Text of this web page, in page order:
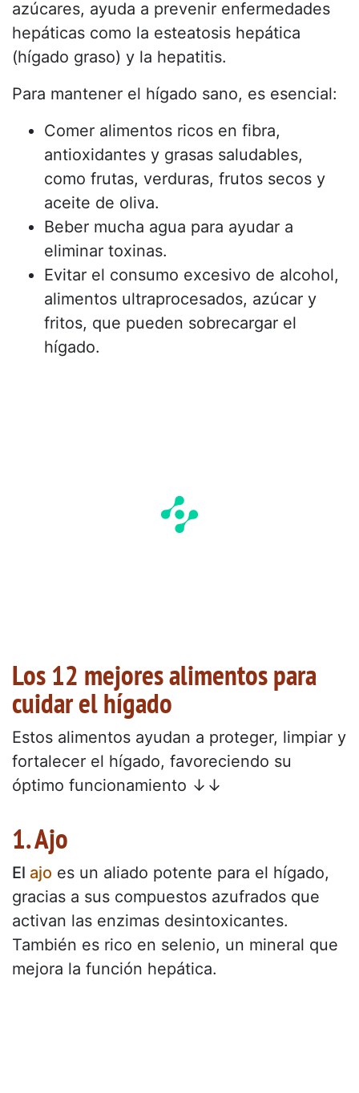
azúcares, ayuda a prevenir enfermedades
hepáticas como la esteatosis hepática
(hígado graso) y la hepatitis.
Para mantener el hígado sano, es esencial:
Comer alimentos ricos en fibra,
antioxidantes y grasas saludables,
como frutas, verduras, frutos secos y
aceite de oliva.
Beber mucha agua para ayudar a
eliminar toxinas.
Evitar el consumo excesivo de alcohol,
alimentos ultraprocesados, azúcar y
fritos, que pueden sobrecargar el
hígado.
Los 12 mejores alimentos para
cuidar el hígado
Estos alimentos ayudan a proteger, limpiar y
fortalecer el hígado, favoreciendo su
óptimo funcionamiento ↓↓
1. Ajo
El ajo es un aliado potente para el hígado,
gracias a sus compuestos azufrados que
activan las enzimas desintoxicantes.
También es rico en selenio, un mineral que
mejora la función hepática.